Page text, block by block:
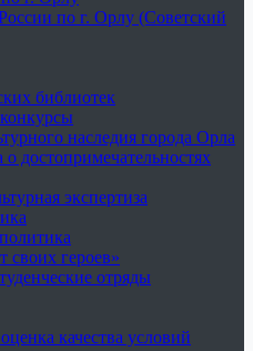
по г. Орлу (Советский
библиотек
наследия города Орла
достопримечательностях
экспертиза
своих героев»
отряды
качества условий